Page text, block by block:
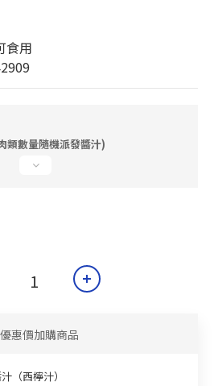
食用
類數量隨機派發醬汁)
惠價加購商品
（西檸汁）